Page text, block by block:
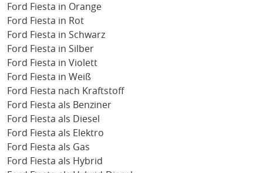
Ford Fiesta in Orange
Ford Fiesta in Rot
Ford Fiesta in Schwarz
Ford Fiesta in Silber
Ford Fiesta in Violett
Ford Fiesta in Weiß
Ford Fiesta nach Kraftstoff
Ford Fiesta als Benziner
Ford Fiesta als Diesel
Ford Fiesta als Elektro
Ford Fiesta als Gas
Ford Fiesta als Hybrid